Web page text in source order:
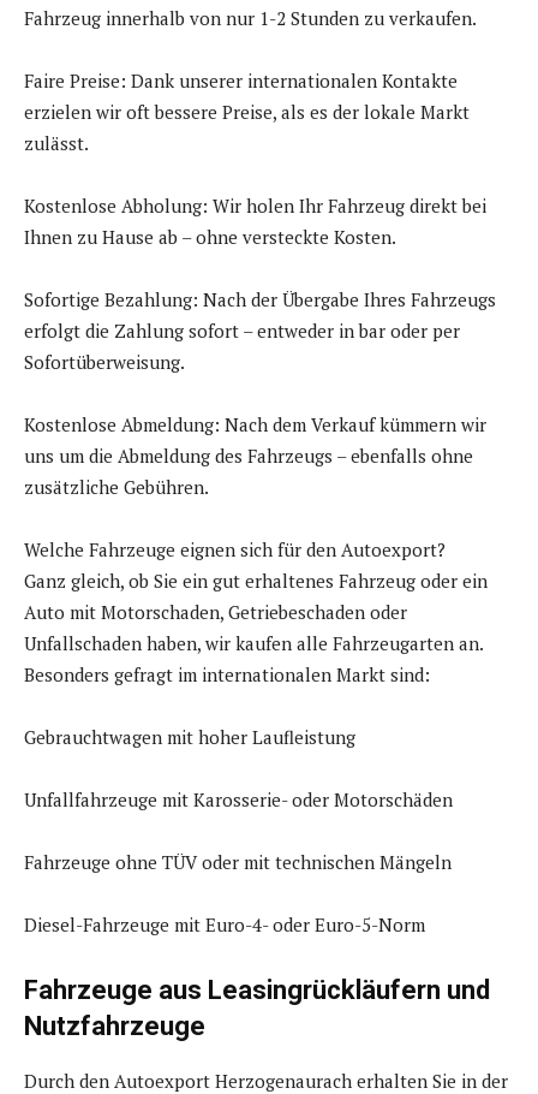
Fahrzeug innerhalb von nur 1-2 Stunden zu verkaufen.
Faire Preise: Dank unserer internationalen Kontakte
erzielen wir oft bessere Preise, als es der lokale Markt
zulässt.
Kostenlose Abholung: Wir holen Ihr Fahrzeug direkt bei
Ihnen zu Hause ab – ohne versteckte Kosten.
Sofortige Bezahlung: Nach der Übergabe Ihres Fahrzeugs
erfolgt die Zahlung sofort – entweder in bar oder per
Sofortüberweisung.
Kostenlose Abmeldung: Nach dem Verkauf kümmern wir
uns um die Abmeldung des Fahrzeugs – ebenfalls ohne
zusätzliche Gebühren.
Welche Fahrzeuge eignen sich für den Autoexport?
Ganz gleich, ob Sie ein gut erhaltenes Fahrzeug oder ein
Auto mit Motorschaden, Getriebeschaden oder
Unfallschaden haben, wir kaufen alle Fahrzeugarten an.
Besonders gefragt im internationalen Markt sind:
Gebrauchtwagen mit hoher Laufleistung
Unfallfahrzeuge mit Karosserie- oder Motorschäden
Fahrzeuge ohne TÜV oder mit technischen Mängeln
Diesel-Fahrzeuge mit Euro-4- oder Euro-5-Norm
Fahrzeuge aus Leasingrückläufern und
Nutzfahrzeuge
Durch den Autoexport Herzogenaurach erhalten Sie in der